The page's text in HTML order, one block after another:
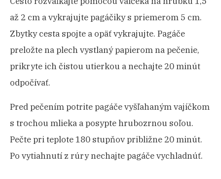
až 2 cm a vykrajujte pagáčiky s priemerom 5 cm.
Zbytky cesta spojte a opäť vykrajujte. Pagáče
preložte na plech vystlaný papierom na pečenie,
prikryte ich čistou utierkou a nechajte 20 minút
odpočívať.
Pred pečením potrite pagáče vyšľahaným vajíčkom
s trochou mlieka a posypte hrubozrnou soľou.
Pečte pri teplote 180 stupňov približne 20 minút.
Po vytiahnutí z rúry nechajte pagáče vychladnúť.